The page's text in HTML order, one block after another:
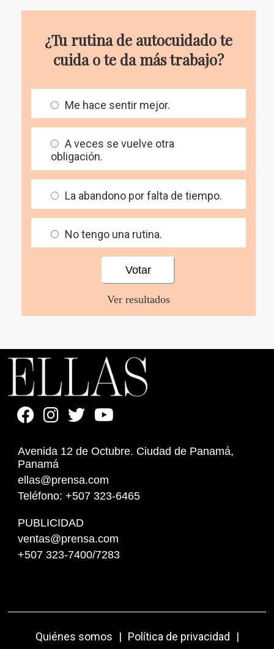
¿Tu rutina de autocuidado te
cuida o te da más trabajo?
Me hace sentir mejor.
A veces se vuelve otra
obligación.
La abandono por falta de tiempo.
No tengo una rutina.
Ver resultados
Avenida 12 de Octubre. Ciudad de Panamá,
Panamá
ellas@prensa.com
Teléfono: +507 323-6465
PUBLICIDAD
ventas@prensa.com
+507 323-7400/7283
Quiénes somos | Política de privacidad
|